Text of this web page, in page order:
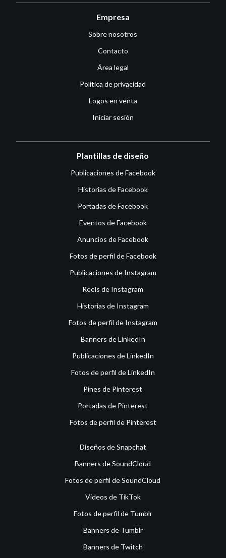
Empresa
Sobre nosotros
Contacto
Área legal
Política de privacidad
Logos en venta
Iniciar sesión
Plantillas de diseño
Publicaciones de Facebook
Historias de Facebook
Portadas de Facebook
Eventos de Facebook
Anuncios de Facebook
Fotos de perfil de Facebook
Publicaciones de Instagram
Reels de Instagram
Historias de Instagram
Fotos de perfil de Instagram
Banners de LinkedIn
Publicaciones de LinkedIn
Fotos de perfil de LinkedIn
Pines de Pinterest
Portadas de Pinterest
Fotos de perfil de Pinterest
Diseños de Snapchat
Banners de SoundCloud
Fotos de perfil de SoundCloud
Vídeos de TikTok
Fotos de perfil de Tumblr
Banners de Tumblr
Banners de Twitch